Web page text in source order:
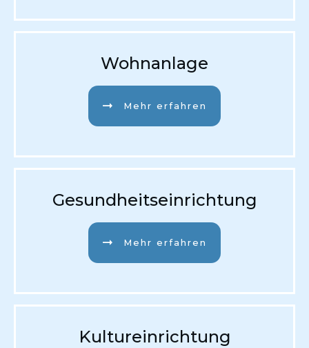
Wohnanlage
Mehr erfahren
Gesundheitseinrichtung
Mehr erfahren
Kultureinrichtung